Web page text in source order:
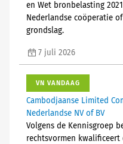
en Wet bronbelasting
Nederlandse coöperatie
grondslag.
7 juli 2026
VN VANDAAG
Cambodjaanse Limited
Nederlandse NV of BV
Volgens de Kennisgroep
rechtsvormen kwalificeert